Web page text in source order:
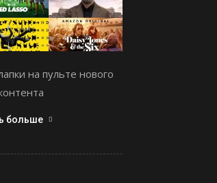
на пульте нового
больше